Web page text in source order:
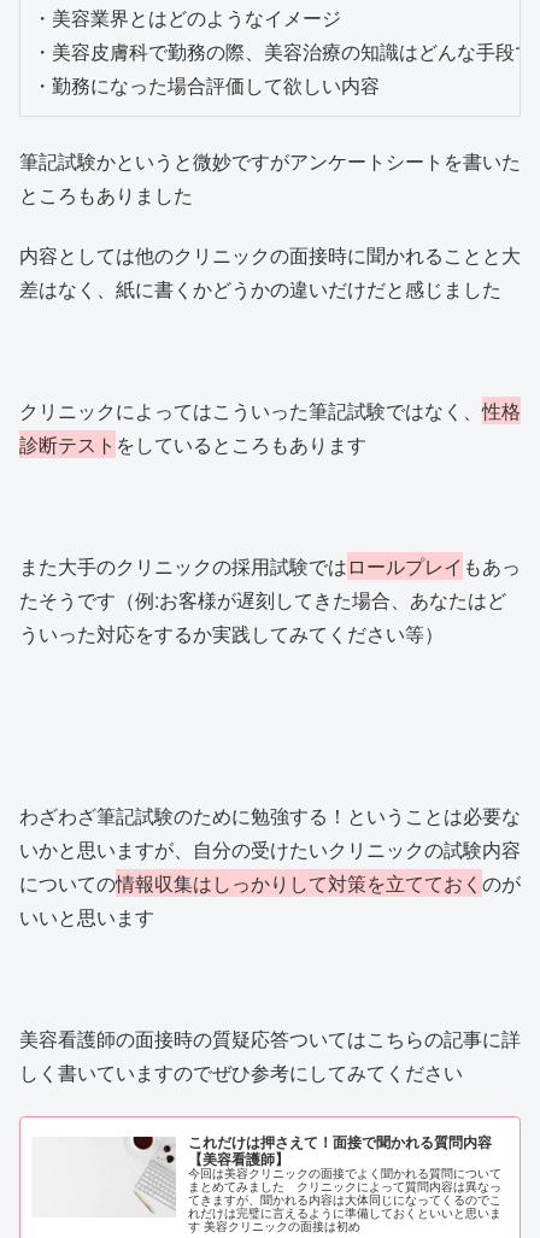
・美容業界とはどのようなイメージ
・美容皮膚科で勤務の際、美容治療の知識はどんな手段で
・勤務になった場合評価して欲しい内容
筆記試験かというと微妙ですがアンケートシートを書いた
ところもありました
内容としては他のクリニックの面接時に聞かれることと大
差はなく、紙に書くかどうかの違いだけだと感じました
クリニックによってはこういった筆記試験ではなく、性格
診断テスト をしているところもあります
また大手のクリニックの採用試験ではロールプレイ もあっ
たそうです（例:お客様が遅刻してきた場合、あなたはど
ういった対応をするか実践してみてください等）
わざわざ筆記試験のために勉強する！ということは必要な
いかと思いますが、自分の受けたいクリニックの試験内容
についての情報収集はしっかりして対策を立てておく のが
いいと思います
美容看護師の面接時の質疑応答ついてはこちらの記事に詳
しく書いていますのでぜひ参考にしてみてください
これだけは押さえて！面接で聞かれる質問内容
【美容看護師】
今回は美容クリニックの面接でよく聞かれる質問について
まとめてみました クリニックによって質問内容は異なっ
てきますが、聞かれる内容は大体同じになってくるのでこ
れだけは完璧に言えるように準備しておくといいと思いま
す 美容クリニックの面接は初め